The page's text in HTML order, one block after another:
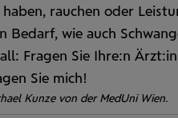
rauchen oder
wie auch
Fragen Sie Ihre:n
Sie mich!
Kunze von der MedUni Wien.